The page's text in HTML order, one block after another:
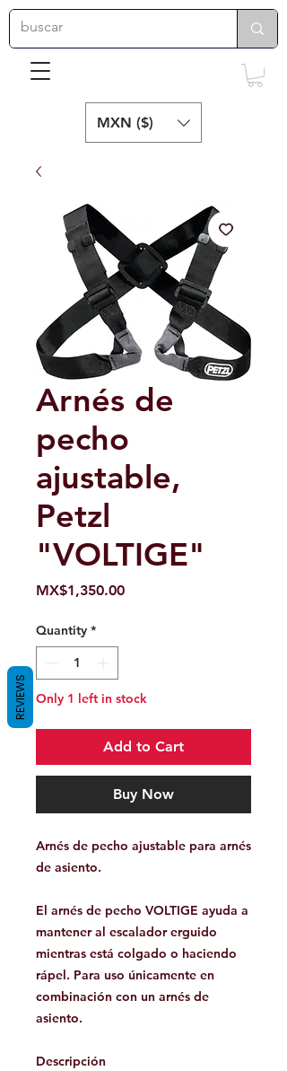
MXN ($)
Arnés de
pecho
ajustable,
Petzl
"VOLTIGE"
MX$1,350.00Price
Quantity *
Only 1 left in stock
Add to Cart
Buy Now
Arnés de pecho ajustable para arnés
de asiento.
El arnés de pecho VOLTIGE ayuda a
mantener al escalador erguido
mientras está colgado o haciendo
rápel. Para uso únicamente en
combinación con un arnés de
asiento.
Descripción
REVIEWS